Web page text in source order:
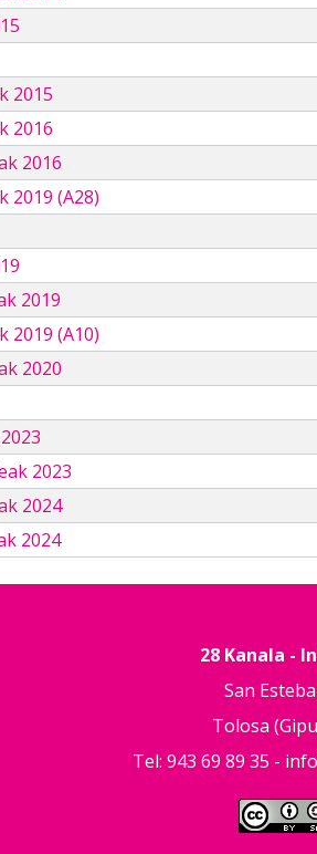
2015
2016
2016
2019 (A28)
2019
2019 (A10)
2020
2023
2024
2024
28 Kanala -
San
Tolosa
Tel: 943 69 89 35 -